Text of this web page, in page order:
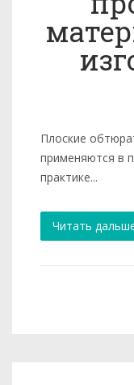
Плоские
применяются в
практике...
Читать